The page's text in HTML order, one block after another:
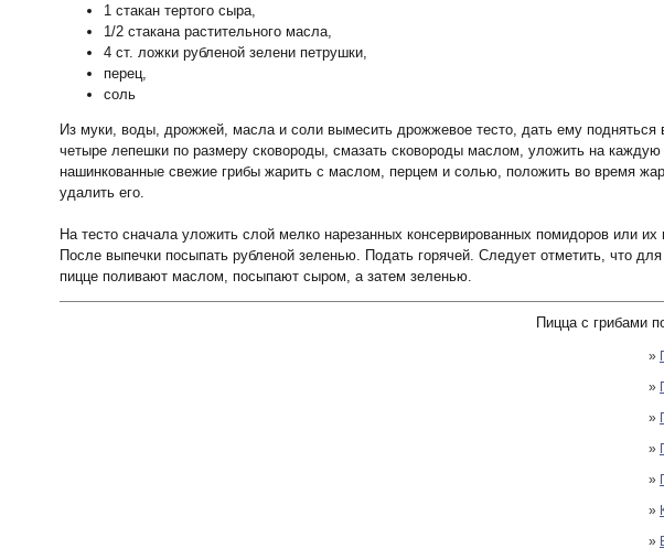
1 стакан тертого сыра,
1/2 стакана растительного масла,
4 ст. ложки рубленой зелени петрушки,
перец,
соль
Из муки, воды, дрожжей, масла и соли вымесить дрожжевое тесто, дать ему подняться
четыре лепешки по размеру сковороды, смазать сковороды маслом, уложить на
нашинкованные свежие грибы жарить с маслом, перцем и солью, положить во время
удалить его.
На тесто сначала уложить слой мелко нарезанных консервированных помидоров или
После выпечки посыпать рубленой зеленью. Подать горячей. Следует отметить, что
пицце поливают маслом, посыпают сыром, а затем зеленью.
Пицца с грибами
»
»
»
»
»
»
»